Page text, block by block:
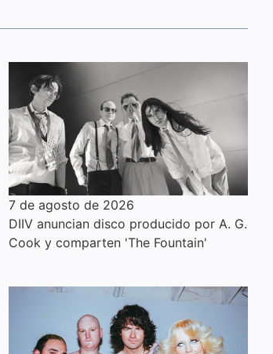
7 de agosto de 2026
DIIV anuncian disco producido por A. G.
Cook y comparten 'The Fountain'